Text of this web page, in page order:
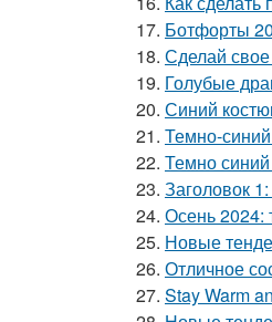
17. Ботфорты
18. Сделай
19. Голубые
20. Синий
21. Темно-
22. Темно
23. Заголовок
24. Осень 2024:
25. Новые
26. Отличное
27. Stay Warm